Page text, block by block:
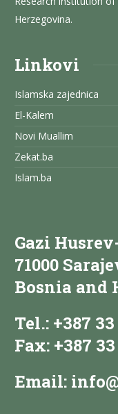
Herzegovina.
Linkovi
Islamska zajednica
El-Kalem
Novi Muallim
Zekat.ba
Islam.ba
Gazi
71000
Bosnia and
Tel.: +387
Fax: +387
Email: